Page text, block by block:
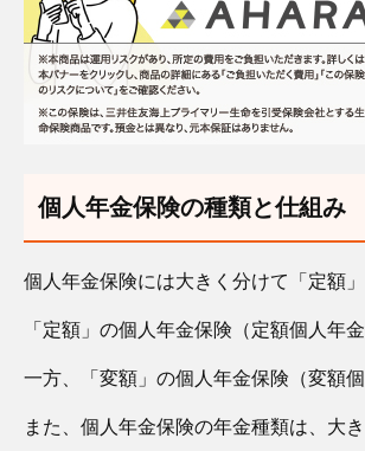
個人年金保険の種類と仕組み
個人年金保険には大きく分けて「定額
「定額」の個人年金保険（定額個人
一方、「変額」の個人年金保険（変額
また、個人年金保険の年金種類は、大